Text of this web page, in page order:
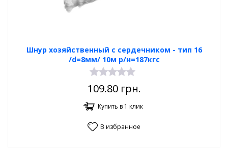
Шнур хозяйственный с сердечником - тип 16
/d=8мм/ 10м р/н=187кгс
109.80грн.
Купить в 1 клик
В избранное